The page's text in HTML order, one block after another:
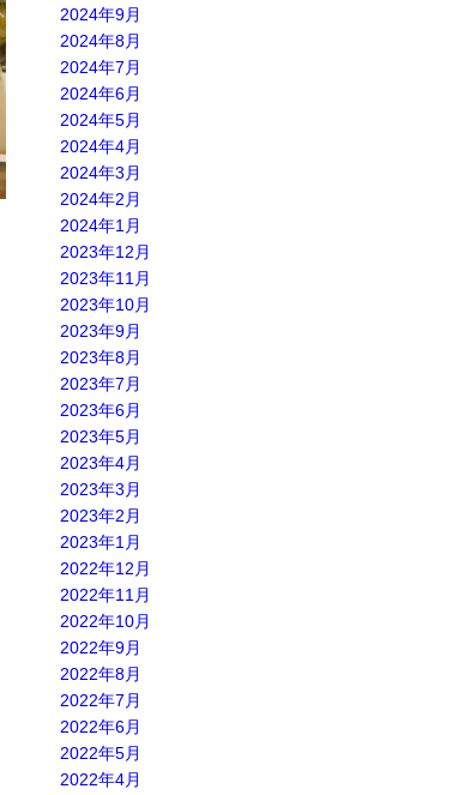
2024年9月
2024年8月
2024年7月
2024年6月
2024年5月
2024年4月
2024年3月
2024年2月
2024年1月
2023年12月
2023年11月
2023年10月
2023年9月
2023年8月
2023年7月
2023年6月
2023年5月
2023年4月
2023年3月
2023年2月
2023年1月
2022年12月
2022年11月
2022年10月
2022年9月
2022年8月
2022年7月
2022年6月
2022年5月
2022年4月